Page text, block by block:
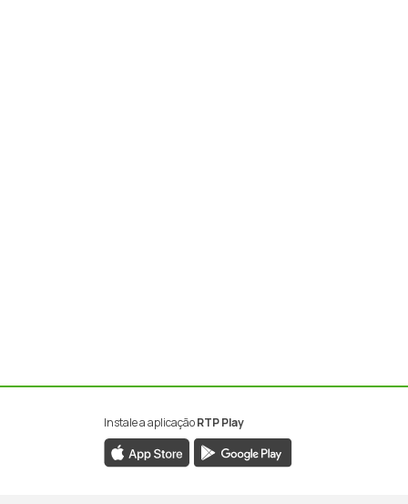
Instale a aplicaçãoRTP Play